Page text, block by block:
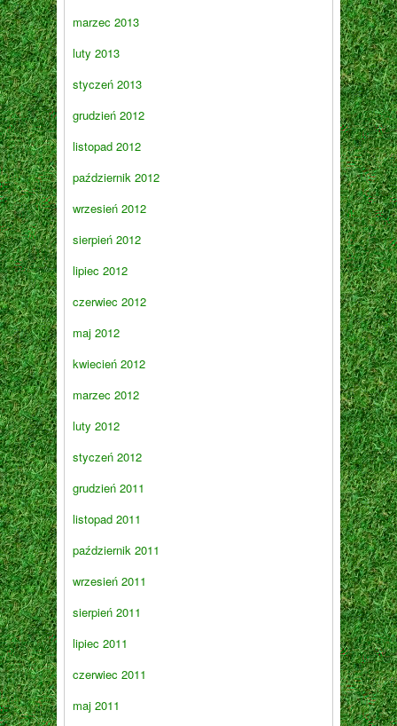
marzec 2013
luty 2013
styczeń 2013
grudzień 2012
listopad 2012
październik 2012
wrzesień 2012
sierpień 2012
lipiec 2012
czerwiec 2012
maj 2012
kwiecień 2012
marzec 2012
luty 2012
styczeń 2012
grudzień 2011
listopad 2011
październik 2011
wrzesień 2011
sierpień 2011
lipiec 2011
czerwiec 2011
maj 2011